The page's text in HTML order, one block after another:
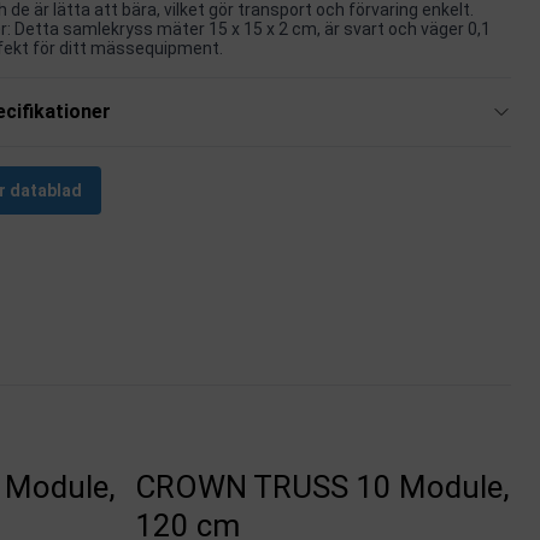
de är lätta att bära, vilket gör transport och förvaring enkelt.
Detta samlekryss mäter 15 x 15 x 2 cm, är svart och väger 0,1
för ditt mässequipment.
datablad
Module,
CROWN TRUSS 10 Module,
120 cm